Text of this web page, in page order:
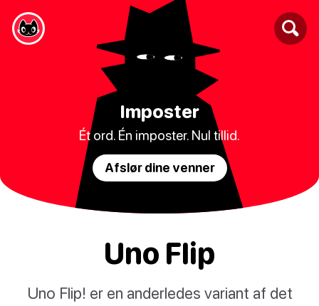
Imposter
Ét ord. Én imposter. Nul tillid.
Afslør dine venner
Uno Flip
Uno Flip! er en anderledes variant af det